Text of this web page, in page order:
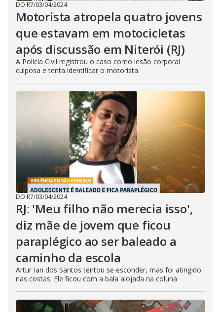
DO R7/03/04/2024
Motorista atropela quatro jovens
que estavam em motocicletas
após discussão em Niterói (RJ)
A Polícia Civil registrou o caso como lesão corporal
culposa e tenta identificar o motorista
DO R7/03/04/2024
RJ: 'Meu filho não merecia isso',
diz mãe de jovem que ficou
paraplégico ao ser baleado a
caminho da escola
Artur Ian dos Santos tentou se esconder, mas foi atingido
nas costas. Ele ficou com a bala alojada na coluna